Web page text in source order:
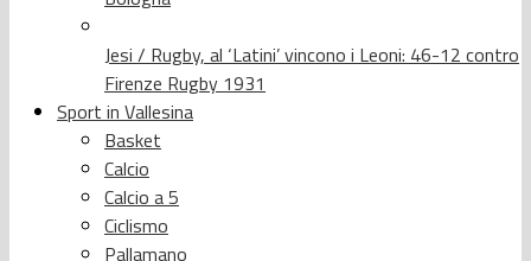
Jesi / Rugby, al ‘Latini’ vincono i Leoni: 46-12 contro
Firenze Rugby 1931
Sport in Vallesina
Basket
Calcio
Calcio a 5
Ciclismo
Pallamano